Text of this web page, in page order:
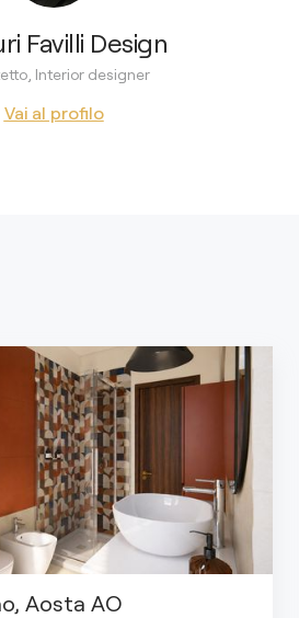
Favilli Design
Interior designer
Vai al profilo
Aosta AO